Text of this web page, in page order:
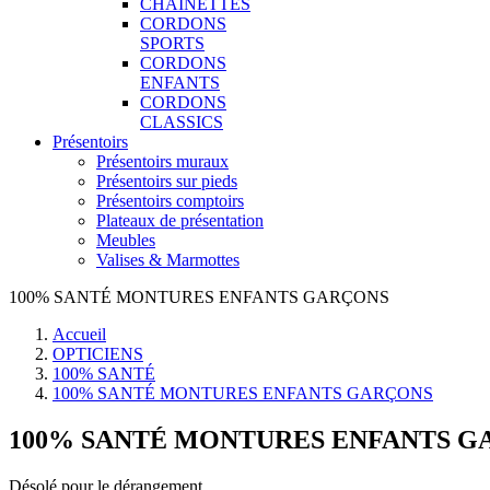
CHAINETTES
CORDONS
SPORTS
CORDONS
ENFANTS
CORDONS
CLASSICS
Présentoirs
Présentoirs muraux
Présentoirs sur pieds
Présentoirs comptoirs
Plateaux de présentation
Meubles
Valises & Marmottes
100% SANTÉ MONTURES ENFANTS GARÇONS
Accueil
OPTICIENS
100% SANTÉ
100% SANTÉ MONTURES ENFANTS GARÇONS
100% SANTÉ MONTURES ENFANTS
Désolé pour le dérangement.